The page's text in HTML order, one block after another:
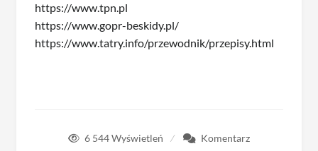
https://www.tpn.pl
https://www.gopr-beskidy.pl/
https://www.tatry.info/przewodnik/przepisy.html
6 544Wyświetleń Komentarz